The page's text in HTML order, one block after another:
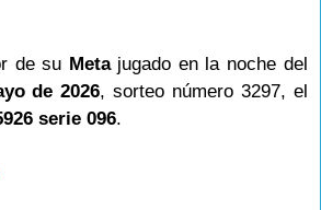
de su Metajugado en la noche del
de 2026, sorteo número 3297, el
serie 096.